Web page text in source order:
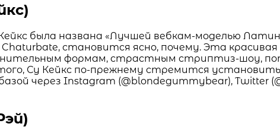
была названа «Лучшей вебкам-моделью
становится ясно, почему. Эта
формам, страстным стриптиз-шоу,
Су Кейкс по-прежнему стремится установить
через Instagram (@blondegummybear), Twitter